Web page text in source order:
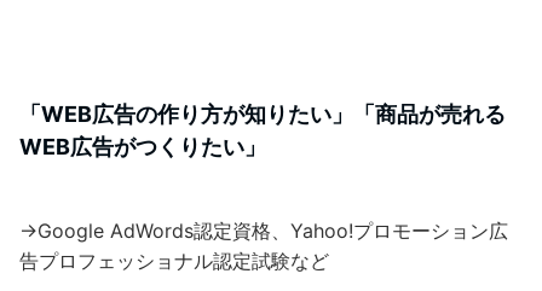
「WEB広告の作り方が知りたい」「商品が売れる
WEB広告がつくりたい」
→Google AdWords認定資格、Yahoo!プロモーション広
告プロフェッショナル認定試験など